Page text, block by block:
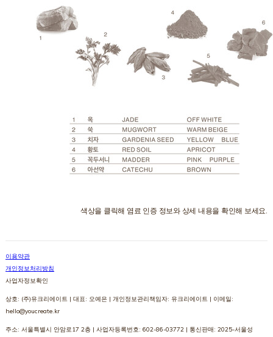
색상을 클릭해 염료 인증 정보와 상세 내용을 확인해 보세요.
이용약관
개인정보처리방침
사업자정보확인
상호: (주)유크리에이트 | 대표: 오예은 | 개인정보관리책임자: 유크리에이트 | 이메일:
hello@youcreate.kr
주소: 서울특별시 안암로17 2층 | 사업자등록번호: 602-86-03772 | 통신판매: 2025-서울성